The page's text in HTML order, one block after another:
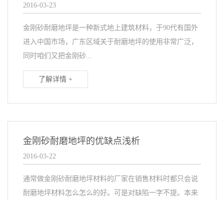
2016-03-23
金刚砂耐磨地坪是一种新式地上建筑材料，于90代有国外
进入中国市场，广东区域关于耐磨地坪的使用非常广泛，
同时咱们又把金刚砂...
了解详情 +
金刚砂耐磨地坪的优缺点浅析
2016-03-22
通常做金刚砂耐磨地坪材料的厂家在销售材料时都只会说
耐磨地坪材料怎么怎么的好。可是对缺陷一字不提。本来